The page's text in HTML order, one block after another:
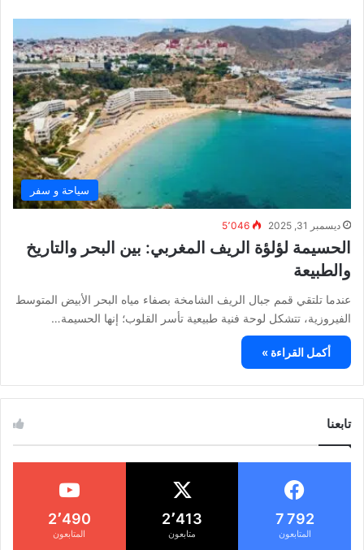
سياحة و سفر
ديسمبر 31, 2025 5٬046
الحسيمة لؤلؤة الريف المغربي: بين البحر والتاريخ
والطبيعة
عندما تلتقي قمم جبال الريف الشامخة بصفاء مياه البحر الأبيض المتوسط
الفيروزية، تتشكل لوحة فنية طبيعية تأسر القلوب؛ إنها الحسيمة…
أكمل القراءة »
تابعنا
7 792
المتابعون
2٬413
متابعون
2٬490
المتابعون